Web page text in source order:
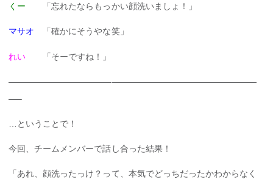
くー 「忘れたならもっかい顔洗いましょ！」
マサオ 「確かにそうやな笑」
れい 「そーですね！」
—————————————————————————————
—–
…ということで！
今回、チームメンバーで話し合った結果！
「あれ、顔洗ったっけ？って、本気でどっちだったかわからなく